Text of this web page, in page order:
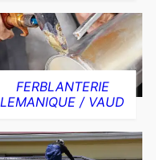
FERBLANTERIE
LEMANIQUE / VAUD